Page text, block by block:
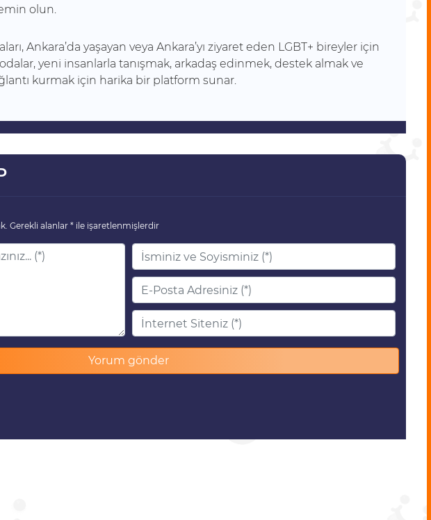
olun.
Ankara’da yaşayan veya Ankara’yı ziyaret eden LGBT+ bireyler için
yeni insanlarla tanışmak, arkadaş edinmek, destek almak ve
kurmak için harika bir platform sunar.
Gerekli alanlar * ile işaretlenmişlerdir